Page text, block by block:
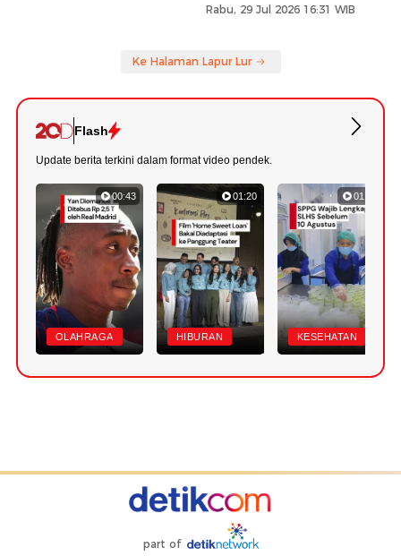
Rabu, 29 Jul 2026 16:31 WIB
Ke Halaman Lapur Lur
Flash
Update berita terkini dalam format video pendek.
00:43
OLAHRAGA
01:20
HIBURAN
01:07
KESEHATAN
part of